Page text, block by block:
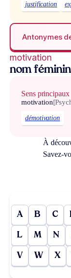
justification
Antonymes
motivation
nom féminin
Sens principaux
motivation
démotivation
À
Savez-
A B C
L M N
V W X